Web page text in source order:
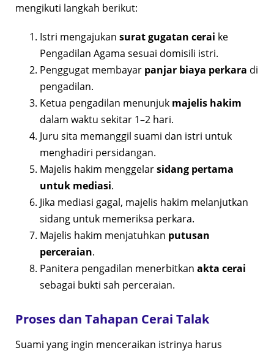
mengikuti langkah berikut:
Istri mengajukan surat gugatan cerai ke
Pengadilan Agama sesuai domisili istri.
Penggugat membayar panjar biaya perkara di
pengadilan.
Ketua pengadilan menunjuk majelis hakim
dalam waktu sekitar 1–2 hari.
Juru sita memanggil suami dan istri untuk
menghadiri persidangan.
Majelis hakim menggelarsidang pertama
untuk mediasi.
Jika mediasi gagal, majelis hakim melanjutkan
sidang untuk memeriksa perkara.
Majelis hakim menjatuhkan putusan
perceraian.
Panitera pengadilan menerbitkan akta cerai
sebagai bukti sah perceraian.
Proses dan Tahapan Cerai Talak
Suami yang ingin menceraikan istrinya harus